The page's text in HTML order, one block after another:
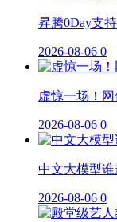
昇腾0Day支
2026-08-06 0
虚惊一场！
2026-08-06 0
中文大模型谁
2026-08-06 0